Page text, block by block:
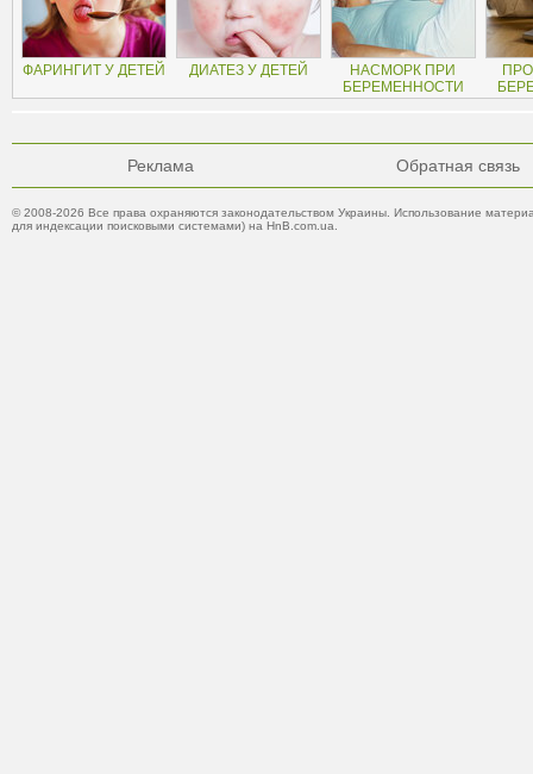
ФАРИНГИТ У ДЕТЕЙ ДИАТЕЗ У ДЕТЕЙ
НАСМОРК ПРИ
БЕРЕМЕННОСТИ
Реклама Обратная связь
© 2008-2026 Все права охраняются законодательством Украины. Использование
для индексации поисковыми системами) на HnB.com.ua.